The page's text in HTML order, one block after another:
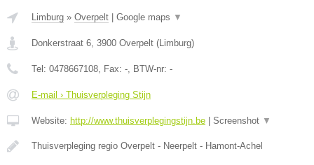
Limburg » Overpelt | Google maps ▼
Donkerstraat 6 3900 Overpelt (Limburg)
Tel: 0478667108 , Fax: - , BTW-nr: -
E-mail › Thuisverpleging Stijn
Website: http://www.thuisverplegingstijn.be | Screenshot ▼
Thuisverpleging regio Overpelt - Neerpelt - Hamont-Achel